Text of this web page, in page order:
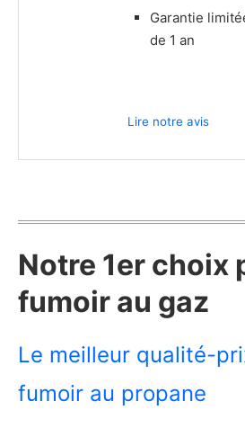
Garantie
de 1 an
Lire notre avis
Notre 1er choix
fumoir au gaz
Le meilleur qualité-
fumoir au propane